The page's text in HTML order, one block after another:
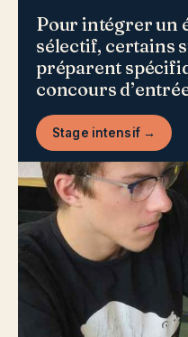
Pour intégrer un
sélectif, certains
préparent
concours
Stage intensif →